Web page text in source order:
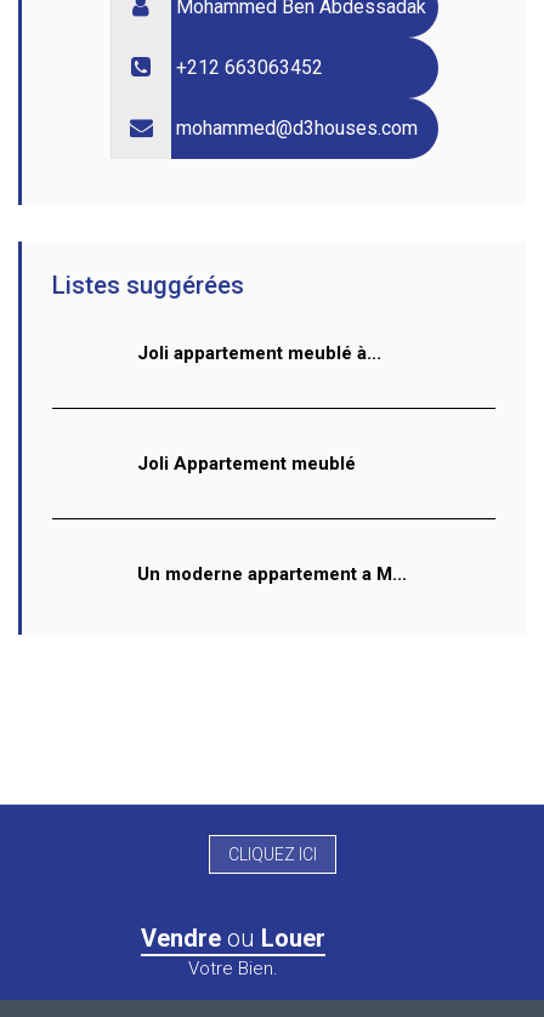
Mohammed Ben Abdessadak
+212 663063452
mohammed@d3houses.com
Listes suggérées
Joli appartement meublé à...
Joli Appartement meublé
Un moderne appartement a M...
CLIQUEZ ICI
Vendre ou Louer
Votre Bien.